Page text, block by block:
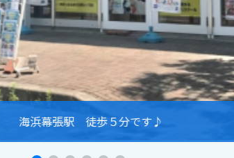
海浜幕張駅 徒歩５分です♪